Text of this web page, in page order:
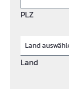
PLZ
Land